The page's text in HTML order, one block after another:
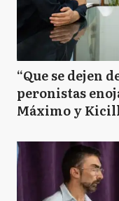
“Que se dejen
peronistas
Máximo y